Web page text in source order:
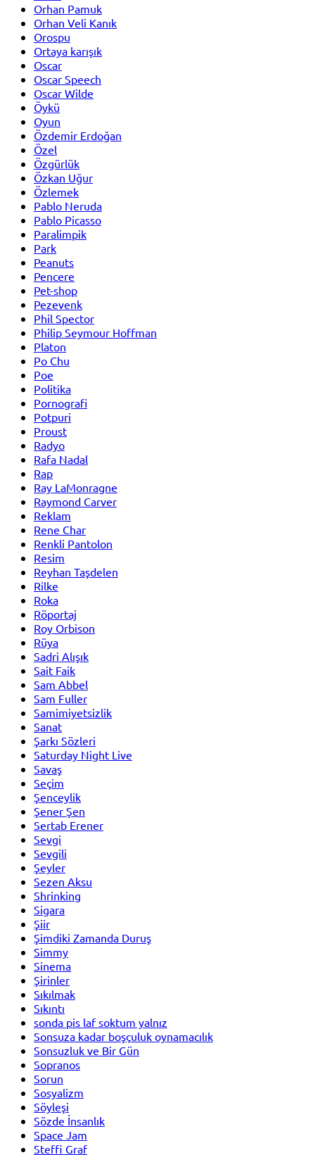
Orhan Pamuk
Orhan Veli Kanık
Orospu
Ortaya karışık
Oscar
Oscar Speech
Oscar Wilde
Öykü
Oyun
Özdemir Erdoğan
Özel
Özgürlük
Özkan Uğur
Özlemek
Pablo Neruda
Pablo Picasso
Paralimpik
Park
Peanuts
Pencere
Pet-shop
Pezevenk
Phil Spector
Philip Seymour Hoffman
Platon
Po Chu
Poe
Politika
Pornografi
Potpuri
Proust
Radyo
Rafa Nadal
Rap
Ray LaMonragne
Raymond Carver
Reklam
Rene Char
Renkli Pantolon
Resim
Reyhan Taşdelen
Rilke
Roka
Röportaj
Roy Orbison
Rüya
Sadri Alışık
Sait Faik
Sam Abbel
Sam Fuller
Samimiyetsizlik
Sanat
Şarkı Sözleri
Saturday Night Live
Savaş
Seçim
Şenceylik
Şener Şen
Sertab Erener
Sevgi
Sevgili
Şeyler
Sezen Aksu
Shrinking
Sigara
Şiir
Şimdiki Zamanda Duruş
Simmy
Sinema
Şirinler
Sıkılmak
Sıkıntı
sonda pis laf soktum yalnız
Sonsuza kadar boşçuluk oynamacılık
Sonsuzluk ve Bir Gün
Sopranos
Sorun
Sosyalizm
Söyleşi
Sözde İnsanlık
Space Jam
Steffi Graf